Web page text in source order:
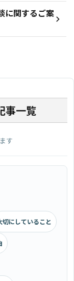
に関するご案
事一覧
す
切にしていること